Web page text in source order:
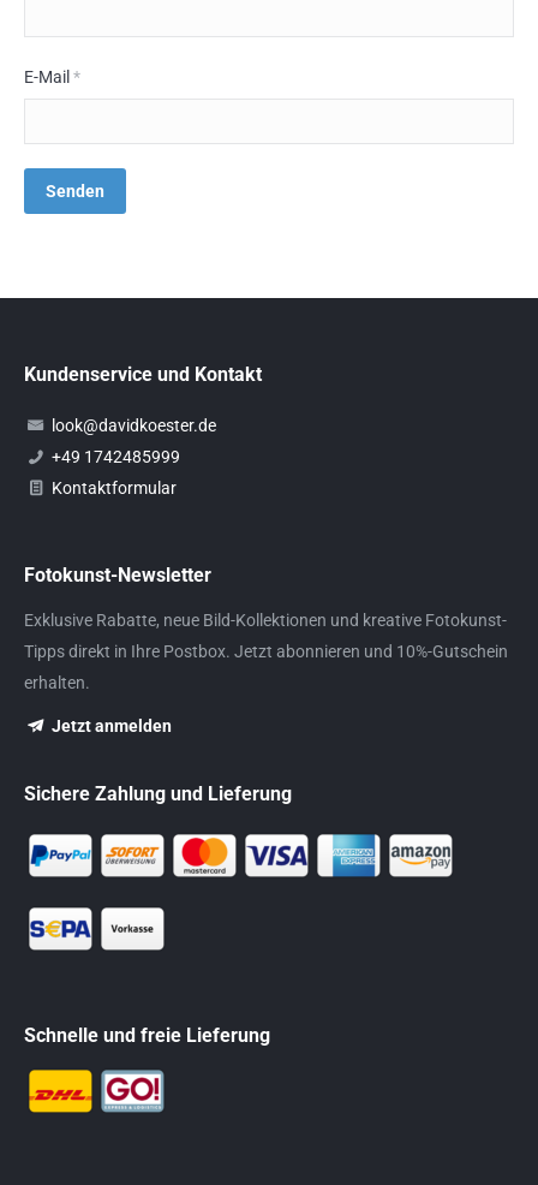
E-Mail *
Kundenservice und Kontakt
look@davidkoester.de
+49 1742485999
Kontaktformular
Fotokunst-Newsletter
Exklusive Rabatte, neue Bild-Kollektionen und kreative Fotokunst-
Tipps direkt in Ihre Postbox. Jetzt abonnieren und 10%-Gutschein
erhalten.
Jetzt anmelden
Sichere Zahlung und Lieferung
Schnelle und freie Lieferung